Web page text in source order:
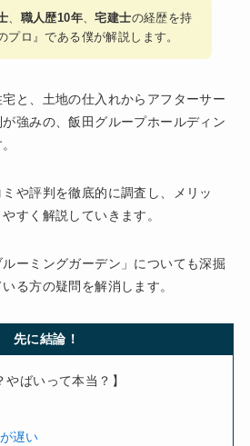
、 職人歴10年、宅建士の経歴を持
プロ』である僕が解説します。
と、土地の仕入れからアフターサー
強みの、飯田グループホールディン
や評判を徹底的に調査し、メリッ
すく解説していきます。
ーミングガーデン」についても深掘
る方の疑問を解消します。
先に結論！
やばいって本当？】
遅い